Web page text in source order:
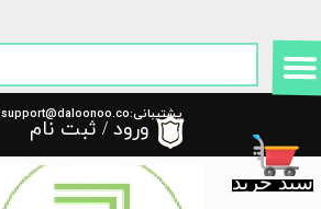
پشتیبانی:support@daloonoo.co
m
سبد خرید
ورود / ثبت نام
حساب کاربری من
تغییر گذر واژه
سفارشات
خروج از حساب کاربری